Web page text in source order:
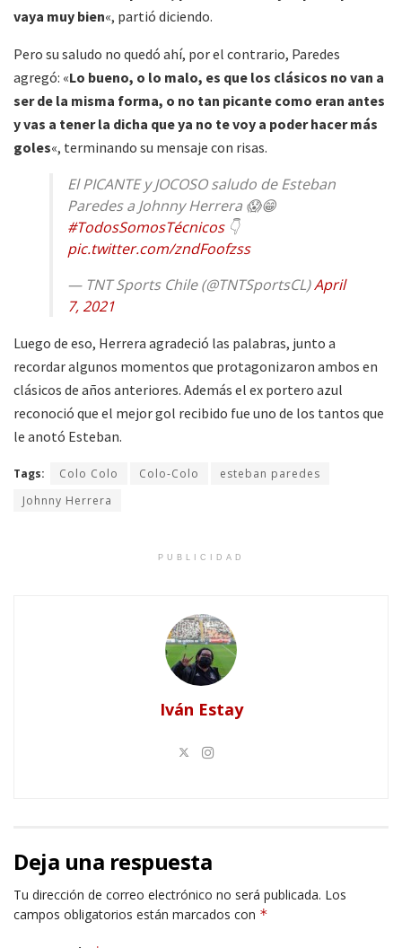
vaya muy bien«, partió diciendo.
Pero su saludo no quedó ahí, por el contrario, Paredes
agregó: «Lo bueno, o lo malo, es que los clásicos no van a
ser de la misma forma, o no tan picante como eran antes
y vas a tener la dicha que ya no te voy a poder hacer más
goles«, terminando su mensaje con risas.
El PICANTE y JOCOSO saludo de Esteban
Paredes a Johnny Herrera 😱😁
#TodosSomosTécnicos👇
pic.twitter.com/zndFoofzss
— TNT Sports Chile (@TNTSportsCL)April
7, 2021
Luego de eso, Herrera agradeció las palabras, junto a
recordar algunos momentos que protagonizaron ambos en
clásicos de años anteriores. Además el ex portero azul
reconoció que el mejor gol recibido fue uno de los tantos que
le anotó Esteban.
Tags: Colo Colo Colo-Colo
esteban paredes
Johnny Herrera
PUBLICIDAD
Iván Estay
Deja una respuesta
Tu dirección de correo electrónico no será publicada. Los
campos obligatorios están marcados con *